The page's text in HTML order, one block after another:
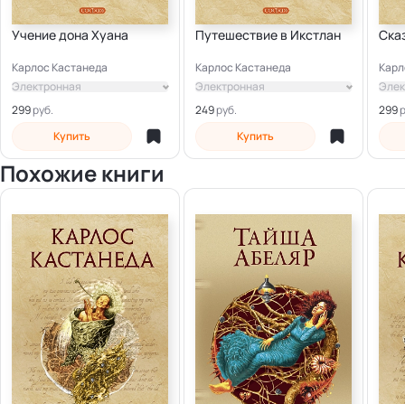
Учение дона Хуана
Карлос Кастанеда
299
Электронная
Купить
Путешествие в Икстлан
Карлос Кастанеда
249
Электронная
Купить
299
Похожие книги